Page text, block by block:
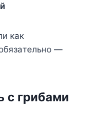
кaк
—
c гpибaми